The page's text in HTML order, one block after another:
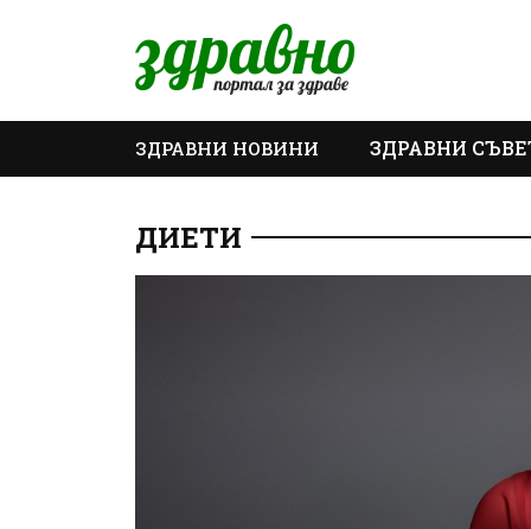
ЗДРАВНИ НОВИНИ ЗДРАВНИ
ДИЕТИ